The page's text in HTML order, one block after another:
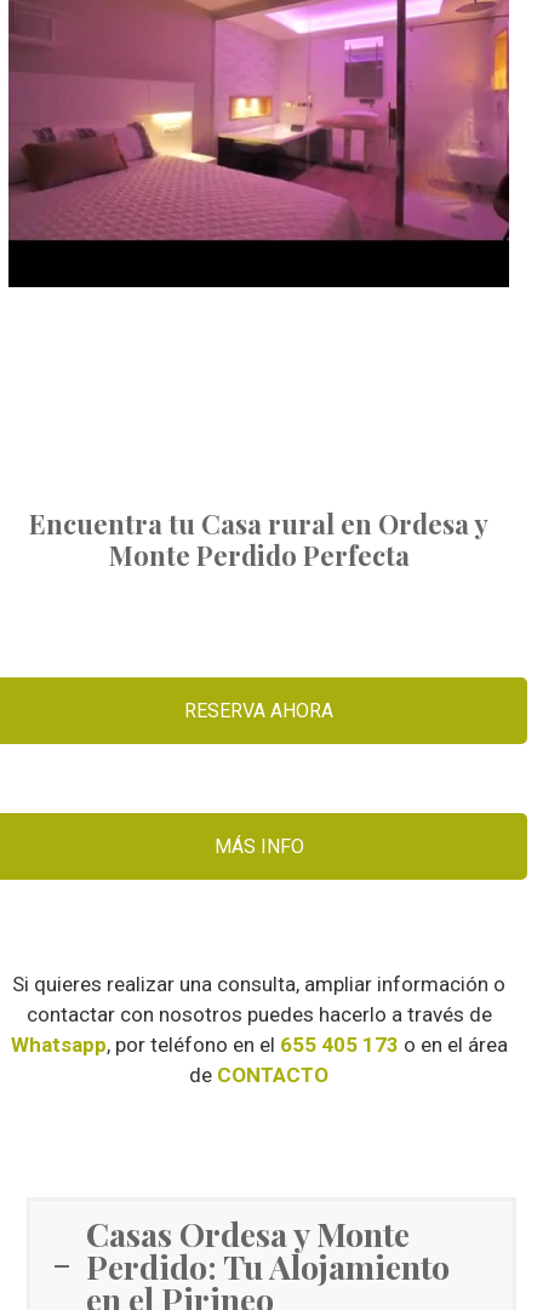
Encuentra tu Casa rural en Ordesa y
Monte Perdido Perfecta
RESERVA AHORA
MÁS INFO
Si quieres realizar una consulta, ampliar información o
contactar con nosotros puedes hacerlo a través de
Whatsapp, por teléfono en el 655 405 173 o en el área
de CONTACTO
Casas Ordesa y Monte
Perdido: Tu Alojamiento
en el Pirineo